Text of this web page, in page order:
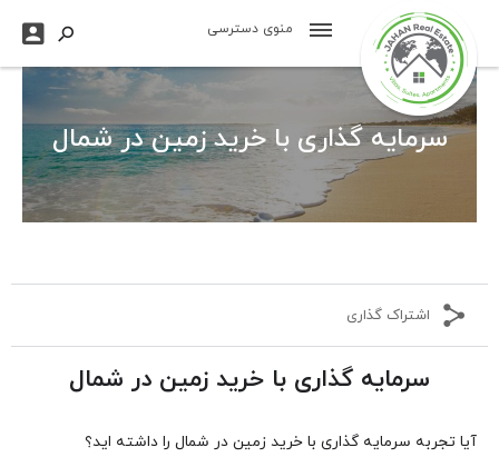
منوی دسترسی 

سرمایه گذاری با خرید زمین در شمال
اشتراک گذاری
سرمایه گذاری با خرید زمین در شمال
آیا تجربه سرمایه گذاری با خرید زمین در شمال را داشته اید؟